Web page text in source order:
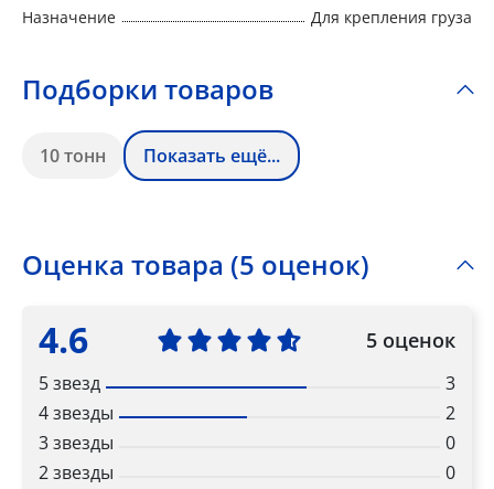
Назначение
Для крепления груза
Подборки товаров
10 тонн Показать ещё...
Оценка товара (5 оценок)
4.6 5 оценок
5 звезд
3
4 звезды
2
3 звезды
0
2 звезды
0